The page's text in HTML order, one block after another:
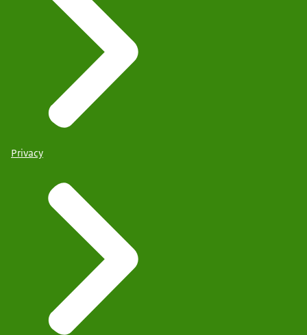
Privacy